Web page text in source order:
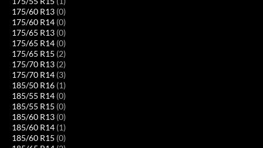
175/60 R13 (0)
175/60 R14 (0)
175/65 R13 (0)
175/65 R14 (0)
175/65 R15 (2)
175/70 R13 (2)
175/70 R14 (3)
185/50 R16 (1)
185/55 R14 (0)
185/55 R15 (0)
185/60 R13 (0)
185/60 R14 (1)
185/60 R15 (0)